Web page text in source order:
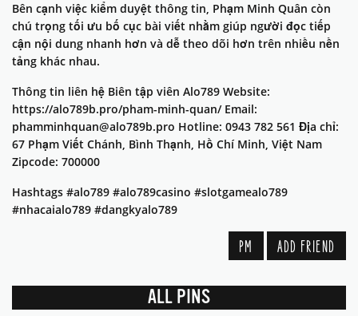
Bên cạnh việc kiểm duyệt thông tin, Phạm Minh Quân còn
chú trọng tối ưu bố cục bài viết nhằm giúp người đọc tiếp
cận nội dung nhanh hơn và dễ theo dõi hơn trên nhiều nền
tảng khác nhau.
Thông tin liên hệ Biên tập viên Alo789 Website:
https://alo789b.pro/pham-minh-quan/ Email:
phamminhquan@alo789b.pro Hotline: 0943 782 561 Địa chỉ:
67 Phạm Viết Chánh, Bình Thạnh, Hồ Chí Minh, Việt Nam
Zipcode: 700000
Hashtags #alo789 #alo789casino #slotgamealo789
#nhacaialo789 #dangkyalo789
PM ADD FRIEND
ALL PINS